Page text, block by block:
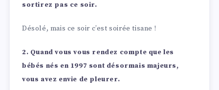
sortirez pas ce soir.
Désolé, mais ce soir c’est soirée tisane !
2. Quand vous vous rendez compte que les
bébés nés en 1997 sont désormais majeurs,
vous avez envie de pleurer.